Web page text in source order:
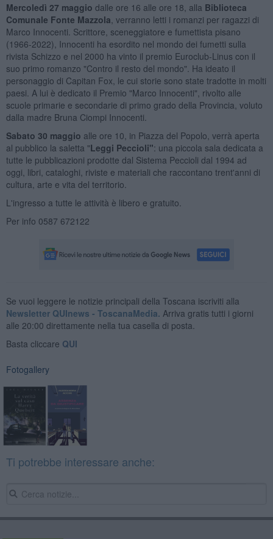
Mercoledì 27 maggio dalle ore 16 alle ore 18, alla Biblioteca
Comunale Fonte Mazzola , verranno letti i romanzi per ragazzi di
Marco Innocenti. Scrittore, sceneggiatore e fumettista pisano
(1966-2022), Innocenti ha esordito nel mondo dei fumetti sulla
rivista Schizzo e nel 2000 ha vinto il premio Euroclub-Linus con il
suo primo romanzo "Contro il resto del mondo". Ha ideato il
personaggio di Capitan Fox, le cui storie sono state tradotte in molti
paesi. A lui è dedicato il Premio "Marco Innocenti", rivolto alle
scuole primarie e secondarie di primo grado della Provincia, voluto
dalla madre Bruna Ciompi Innocenti.
Sabato 30 maggio alle ore 10, in Piazza del Popolo, verrà aperta
al pubblico la saletta "Leggi Peccioli": una piccola sala dedicata a
tutte le pubblicazioni prodotte dal Sistema Peccioli dal 1994 ad
oggi, libri, cataloghi, riviste e materiali che raccontano trent'anni di
cultura, arte e vita del territorio.
L'ingresso a tutte le attività è libero e gratuito.
Per info 0587 672122
Se vuoi leggere le notizie principali della Toscana iscriviti alla
Newsletter QUInews - ToscanaMedia. Arriva gratis tutti i giorni
alle 20:00 direttamente nella tua casella di posta.
Basta cliccare QUI
Fotogallery
Ti potrebbe interessare anche: